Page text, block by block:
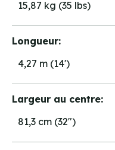
15,87 kg (35 lbs)
Longueur:
4,27 m (14')
Largeur au centre:
81,3 cm (32")